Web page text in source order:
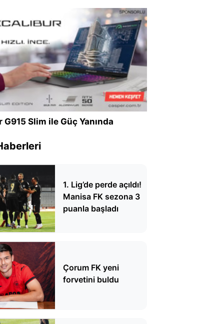
Slim ile Güç Yanında
1. Lig’de perde açıldı!
Manisa FK sezona 3
puanla başladı
Çorum FK yeni
forvetini buldu